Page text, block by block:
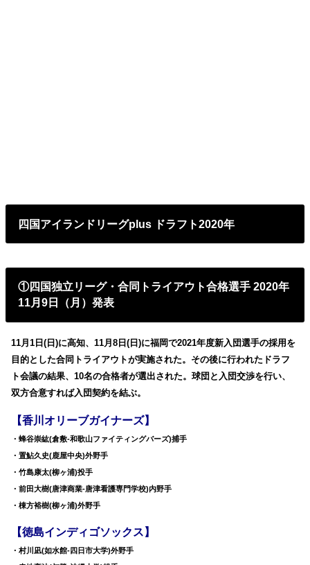
四国アイランドリーグplus ドラフト2020年
①四国独立リーグ・合同トライアウト合格選手 2020年
11月9日（月）発表
11月1日(日)に高知、11月8日(日)に福岡で2021年度新入団選手の採用を
目的とした合同トライアウトが実施された。その後に行われたドラフ
ト会議の結果、10名の合格者が選出された。球団と入団交渉を行い、
双方合意すれば入団契約を結ぶ。
【香川オリーブガイナーズ】
・蜂谷崇紘(倉敷-和歌山ファイティングバーズ)捕手
・置鮎久史(鹿屋中央)外野手
・竹島康太(柳ヶ浦)投手
・前田大樹(唐津商業-唐津看護専門学校)内野手
・棟方裕樹(柳ヶ浦)外野手
【徳島インディゴソックス】
・村川凪(如水館-四日市大学)外野手